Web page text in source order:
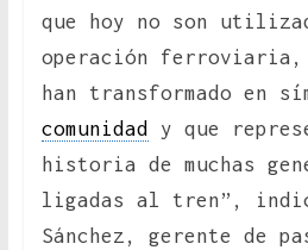
que hoy no son
operación ferroviaria,
han transformado en
comunidad
y que
historia de muchas
ligadas al tren”,
Sánchez, gerente de